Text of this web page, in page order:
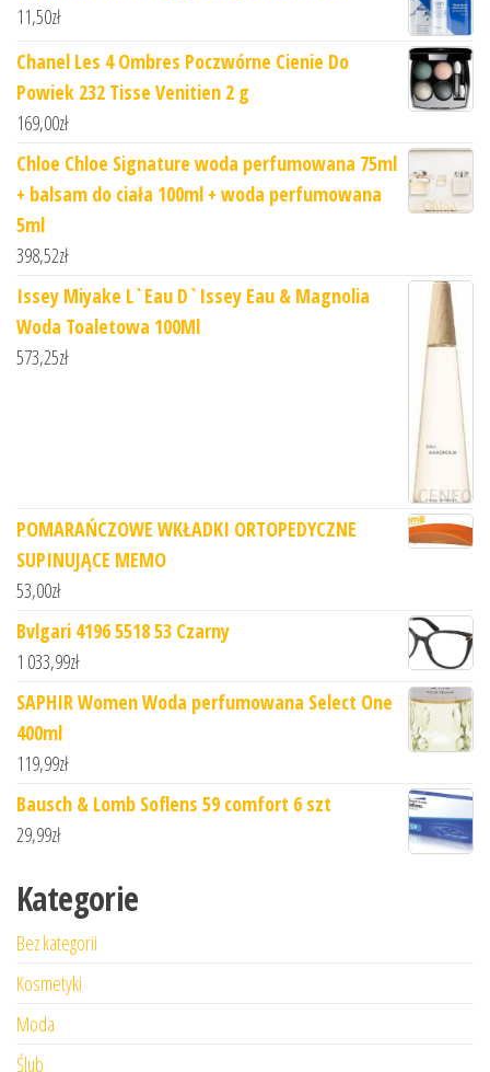
11,50zł
Chanel Les 4 Ombres Poczwórne Cienie Do
Powiek 232 Tisse Venitien 2 g
169,00zł
Chloe Chloe Signature woda perfumowana 75ml
+ balsam do ciała 100ml + woda perfumowana
5ml
398,52zł
Issey Miyake L`Eau D`Issey Eau & Magnolia
Woda Toaletowa 100Ml
573,25zł
POMARAŃCZOWE WKŁADKI ORTOPEDYCZNE
SUPINUJĄCE MEMO
53,00zł
Bvlgari 4196 5518 53 Czarny
1 033,99zł
SAPHIR Women Woda perfumowana Select One
400ml
119,99zł
Bausch & Lomb Soflens 59 comfort 6 szt
29,99zł
Kategorie
Bez kategorii
Kosmetyki
Moda
Ślub